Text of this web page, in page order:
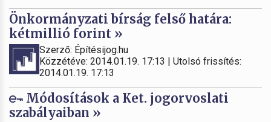
Önkormányzati bírság felső határa:
kétmillió forint »
Szerző: Építésijog.hu
Közzétéve: 2014.01.19. 17:13 | Utolsó frissítés:
2014.01.19. 17:13
Módosítások a Ket. jogorvoslati
szabályaiban »